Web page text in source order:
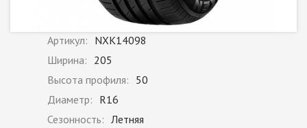
Артикул: NXK14098
Ширина: 205
Высота профиля: 50
Диаметр: R16
Сезонность: Летняя